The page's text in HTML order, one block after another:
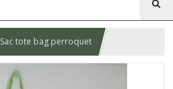
Sac tote bag perroquet